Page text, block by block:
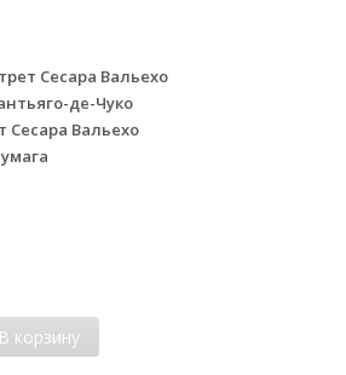
Сесара Вальехо
де-Чуко
Сесара Вальехо
В корзину